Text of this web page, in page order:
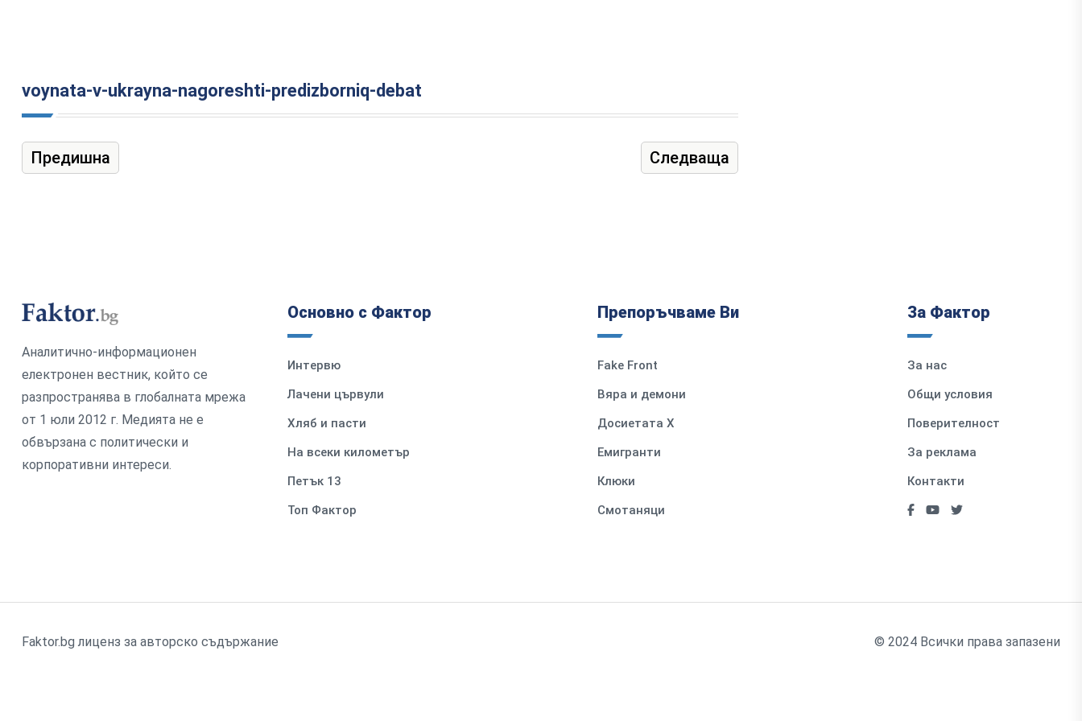
voynata-v-ukrayna-nagoreshti-predizborniq-debat
Предишна Следваща
Аналитично-информационен
електронен вестник, който се
разпространява в глобалната мрежа
от 1 юли 2012 г. Медията не е
обвързана с политически и
корпоративни интереси.
Основно с Фактор
Интервю
Лачени цървули
Хляб и пасти
На всеки километър
Петък 13
Топ Фактор
Препоръчваме Ви
Fake Front
Вяра и демони
Досиетата Х
Емигранти
Клюки
Смотаняци
За Фактор
За нас
Общи условия
Поверителност
За реклама
Контакти
Faktor.bg лиценз за авторско съдържание © 2024 Всички права запазени